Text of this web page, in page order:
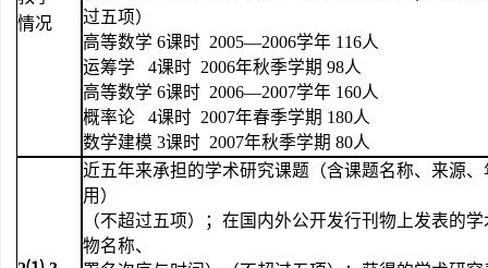
情况
过五项）
高等数学 6课时 2005—2006学年 116人
运筹学 4课时 2006年秋季学期 98人
高等数学 6课时 2006—2007学年 160人
概率论 4课时 2007年春季学期 180人
数学建模 3课时 2007年秋季学期 80人
近五年来承担的学术研究课题（含课题名称、来源
用）
（不超过五项）；在国内外公开发行刊物上发表的
物名称、